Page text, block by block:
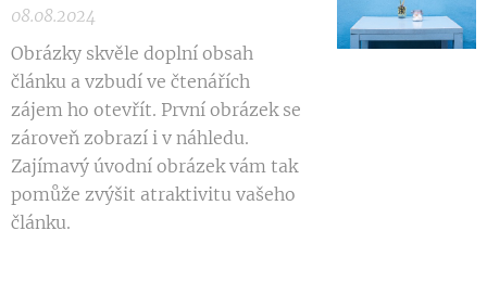
08.08.2024
Obrázky skvěle doplní obsah
článku a vzbudí ve čtenářích
zájem ho otevřít. První obrázek se
zároveň zobrazí i v náhledu.
Zajímavý úvodní obrázek vám tak
pomůže zvýšit atraktivitu vašeho
článku.